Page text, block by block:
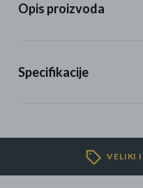
Opis proizvoda
Specifikacije
VELIKI